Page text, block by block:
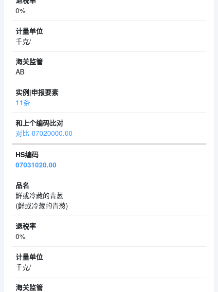
0%
千克/
AB
11条
对比-07020000.00
07031020.00
鲜或冷藏的青葱
(鲜或冷藏的青葱)
0%
千克/